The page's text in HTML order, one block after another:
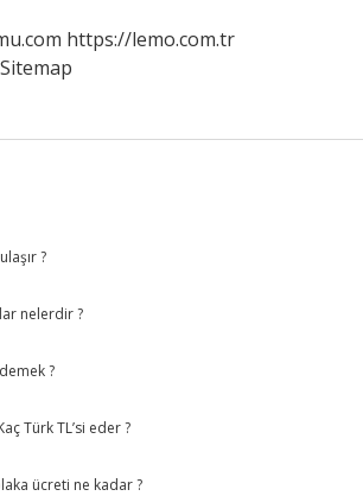
https://lemo.com.tr
Sitemap
?
nelerdir ?
?
Türk TL’si eder ?
ücreti ne kadar ?